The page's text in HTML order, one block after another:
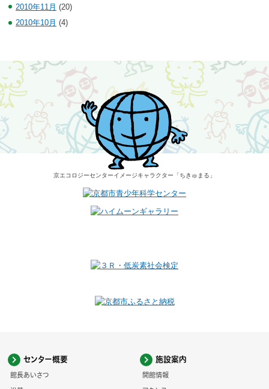
2010年11月 (20)
2010年10月 (4)
京エコロジーセンターイメージキャラクター 「ちきゅまる」
センター概要
館長あいさつ
施設案内
開館情報